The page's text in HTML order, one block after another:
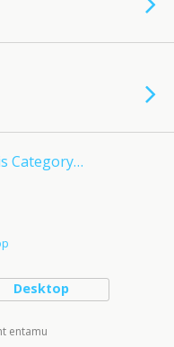
Category…
Desktop
entamu